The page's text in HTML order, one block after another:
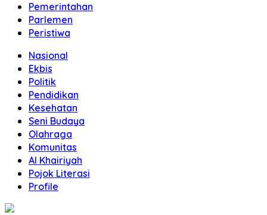
Pemerintahan
Parlemen
Peristiwa
Nasional
Ekbis
Politik
Pendidikan
Kesehatan
Seni Budaya
Olahraga
Komunitas
Al Khairiyah
Pojok Literasi
Profile